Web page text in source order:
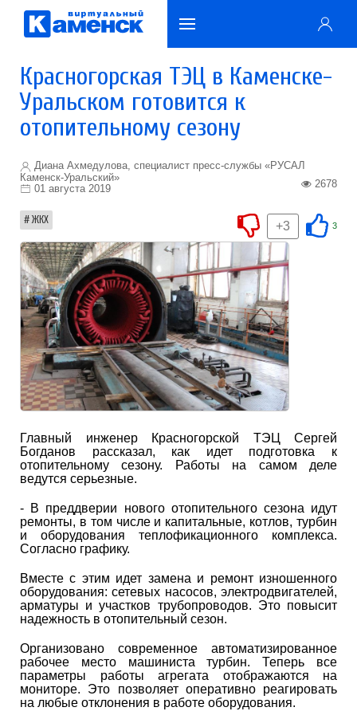
Красногорская ТЭЦ в Каменске-
Уральском готовится к
отопительному сезону
Диана Ахмедулова, специалист пресс-службы «РУСАЛ
Каменск-Уральский»
01 августа 2019
2678
ЖКХ 3
+3
Главный инженер Красногорской ТЭЦ Сергей
Богданов рассказал, как идет подготовка к
отопительному сезону. Работы на самом деле
ведутся серьезные.
- В преддверии нового отопительного сезона идут
ремонты, в том числе и капитальные, котлов, турбин
и оборудования теплофикационного комплекса.
Согласно графику.
Вместе с этим идет замена и ремонт изношенного
оборудования: сетевых насосов, электродвигателей,
арматуры и участков трубопроводов. Это повысит
надежность в отопительный сезон.
Организовано современное автоматизированное
рабочее место машиниста турбин. Теперь все
параметры работы агрегата отображаются на
мониторе. Это позволяет оперативно реагировать
на любые отклонения в работе оборудования.